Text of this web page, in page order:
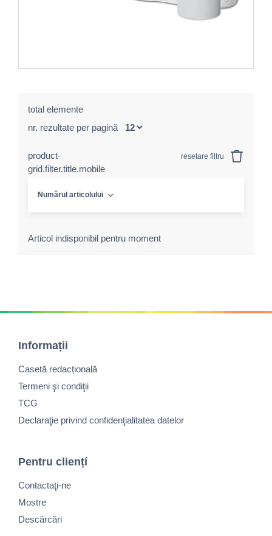
total elemente
nr. rezultate per pagină
product-
grid.filter.title.mobile
resetare filtru
Numărul articolului
Articol indisponibil pentru moment
Informații
Casetă redacțională
Termeni şi condiţii
TCG
Declaraţie privind confidenţialitatea datelor
Pentru cliențí
Contactaţi-ne
Mostre
Descărcări